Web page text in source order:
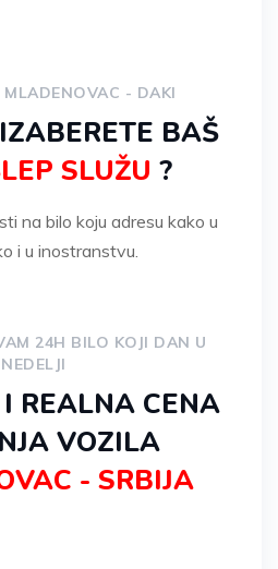
MLADENOVAC - DAKI
BAŠ
SLUŽU ?
na bilo koju adresu kako u
i u inostranstvu.
24H BILO KOJI DAN U
NEDELJI
REALNA CENA
VOZILA
- SRBIJA